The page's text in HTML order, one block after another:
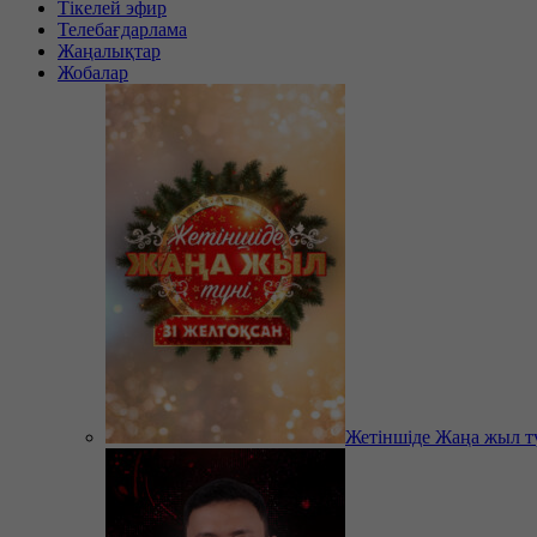
Тікелей эфир
Телебағдарлама
Жаңалықтар
Жобалар
Жетіншіде Жаңа жыл